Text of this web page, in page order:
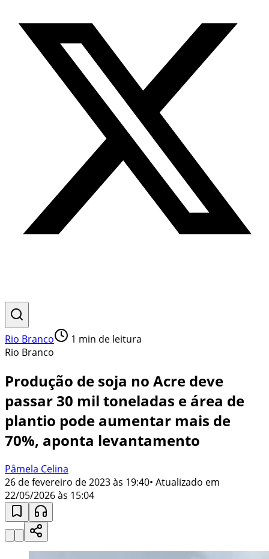
Rio Branco 1 min de leitura
Rio Branco
Produção de soja no Acre deve
passar 30 mil toneladas e área de
plantio pode aumentar mais de
70%, aponta levantamento
Pâmela Celina
26 de fevereiro de 2023 às 19:40• Atualizado em
22/05/2026 às 15:04